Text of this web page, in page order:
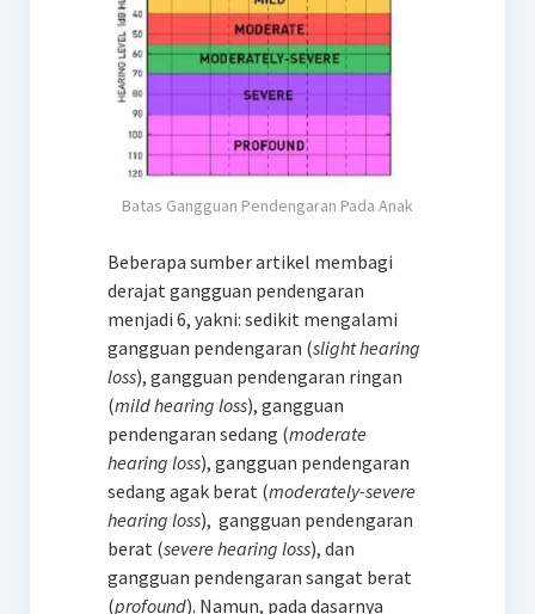
Batas Gangguan Pendengaran Pada Anak
Beberapa sumber artikel membagi
derajat gangguan pendengaran
menjadi 6, yakni: sedikit mengalami
gangguan pendengaran (slight hearing
loss), gangguan pendengaran ringan
(mild hearing loss), gangguan
pendengaran sedang (moderate
hearing loss), gangguan pendengaran
sedang agak berat (moderately-severe
hearing loss), gangguan pendengaran
berat (severe hearing loss), dan
gangguan pendengaran sangat berat
(profound). Namun, pada dasarnya